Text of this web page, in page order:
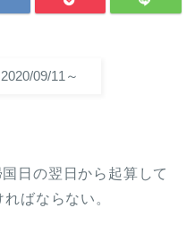
09/11～
日の翌日から起算して
ればならない。